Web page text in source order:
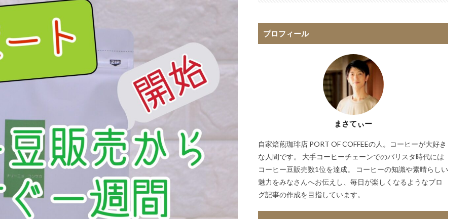
プロフィール
まさてぃー
自家焙煎珈琲店 PORT OF COFFEEの人。コーヒーが大好き
な人間です。 大手コーヒーチェーンでのバリスタ時代には
コーヒー豆販売数1位を達成。 コーヒーの知識や素晴らしい
魅力をみなさんへお伝えし、毎日が楽しくなるようなブロ
グ記事の作成を目指しています。